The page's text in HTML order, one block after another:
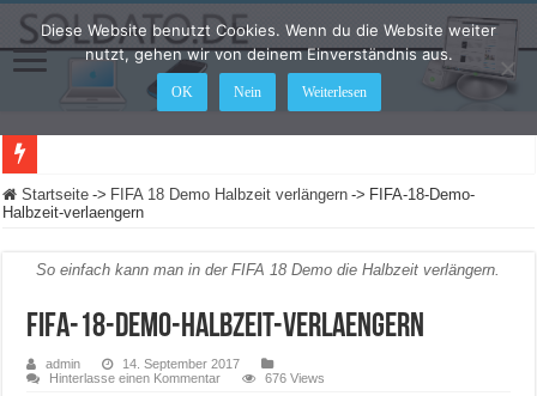
LEGO Star Wars: Die Skywalker Saga – Hier sind alle Cheat Codes für das Spiel
Startseite -> FIFA 18 Demo Halbzeit verlängern -> FIFA-18-Demo-
Halbzeit-verlaengern
So einfach kann man in der FIFA 18 Demo die Halbzeit verlängern.
FIFA-18-Demo-Halbzeit-verlaengern
admin
14. September 2017
Hinterlasse einen Kommentar
676 Views
Diese Website benutzt Cookies. Wenn du die Website weiter
nutzt, gehen wir von deinem Einverständnis aus.
OK Nein Weiterlesen